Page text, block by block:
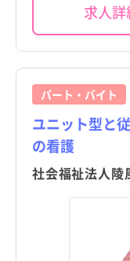
求人
パート・バイト
ユニット型と
の看護
社会福祉法人陵